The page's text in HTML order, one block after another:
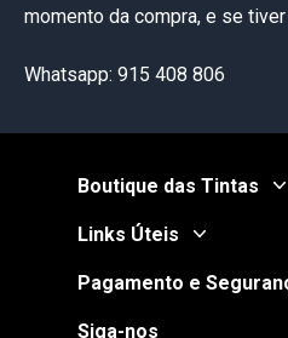
momento da compra, e se
Whatsapp: 915 408 806
Boutique das Tintas
Links Úteis
Pagamento e
Siga-nos